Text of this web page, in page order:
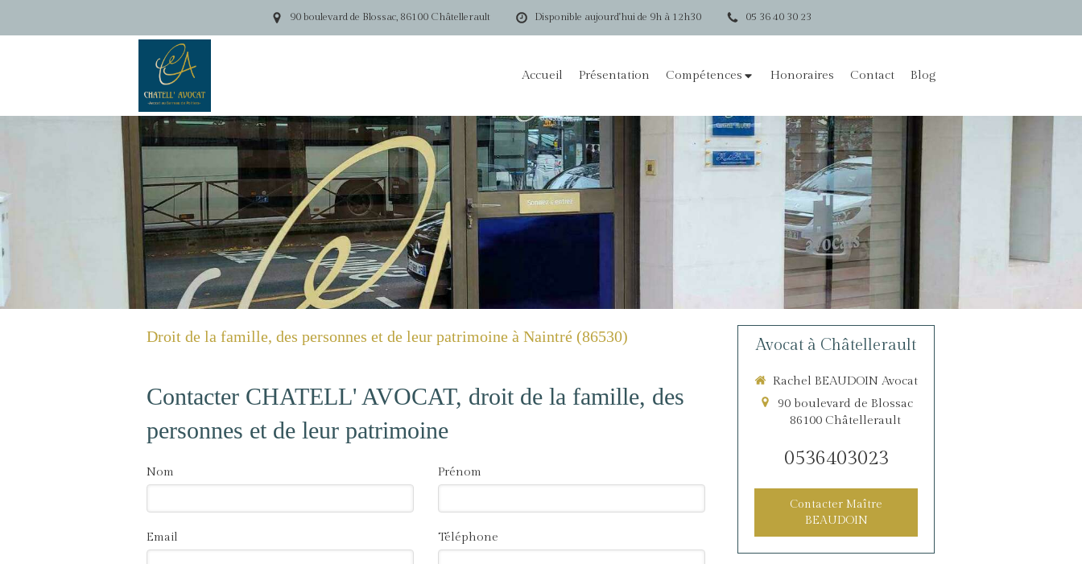
90 boulevard de Blossac, 86100 Châtellerault Disponible aujourd'hui de 9h à 12h30 05 36 40 30 23
Accueil Présentation Compétences Honoraires Contact Blog
Droit de la famille, des personnes et de leur patrimoine à Naintré (86530)
Contacter CHATELL' AVOCAT, droit de la famille, des
personnes et de leur patrimoine
Nom Prénom
Email Téléphone
Avocat à Châtellerault
Rachel BEAUDOIN Avocat
90 boulevard de Blossac
86100 Châtellerault
0536403023
Contacter Maître
BEAUDOIN